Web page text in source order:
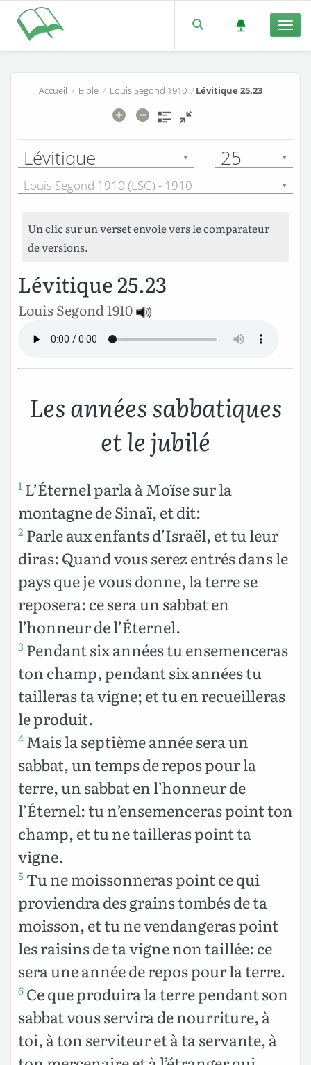
Accueil / Bible / Louis Segond 1910 / Lévitique 25.23
Lévitique 25
Louis Segond 1910 (LSG) - 1910
Un clic sur un verset envoie vers le comparateur
de versions.
Lévitique 25.23
Louis Segond 1910
Les années sabbatiques
et le jubilé
1 L’Éternel parla à Moïse sur la
montagne de Sinaï, et dit:
2 Parle aux enfants d’Israël, et tu leur
diras: Quand vous serez entrés dans le
pays que je vous donne, la terre se
reposera: ce sera un sabbat en
l’honneur de l’Éternel.
3 Pendant six années tu ensemenceras
ton champ, pendant six années tu
tailleras ta vigne; et tu en recueilleras
le produit.
4 Mais la septième année sera un
sabbat, un temps de repos pour la
terre, un sabbat en l’honneur de
l’Éternel: tu n’ensemenceras point ton
champ, et tu ne tailleras point ta
vigne.
5 Tu ne moissonneras point ce qui
proviendra des grains tombés de ta
moisson, et tu ne vendangeras point
les raisins de ta vigne non taillée: ce
sera une année de repos pour la terre.
6 Ce que produira la terre pendant son
sabbat vous servira de nourriture, à
toi, à ton serviteur et à ta servante, à